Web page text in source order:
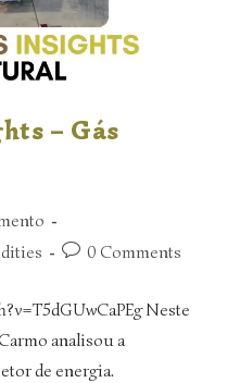
– Gás
0 Comments
Neste
analisou a
de energia.